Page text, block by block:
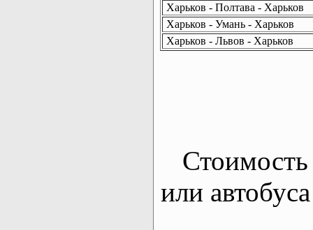
Харьков - Полтава - Харьков
Харьков - Умань - Харьков
Харьков - Львов - Харьков
Стоимость
или